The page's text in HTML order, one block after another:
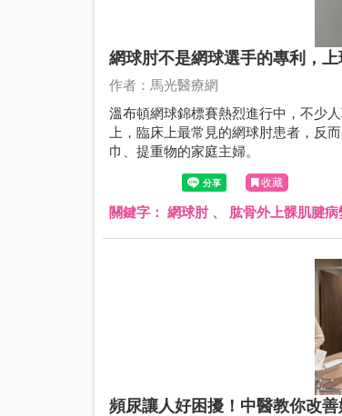
網球肘不是網球選手的專利，
作者：馬光醫療網
溫布頓網球錦標賽熱烈進行中，不少
上，臨床上最常見的網球肘患者，反
巾、提重物的家庭主婦。
收藏
關鍵字： 網球肘、 肱骨外上髁肌腱病
頻尿讓人好困擾！中醫教你改